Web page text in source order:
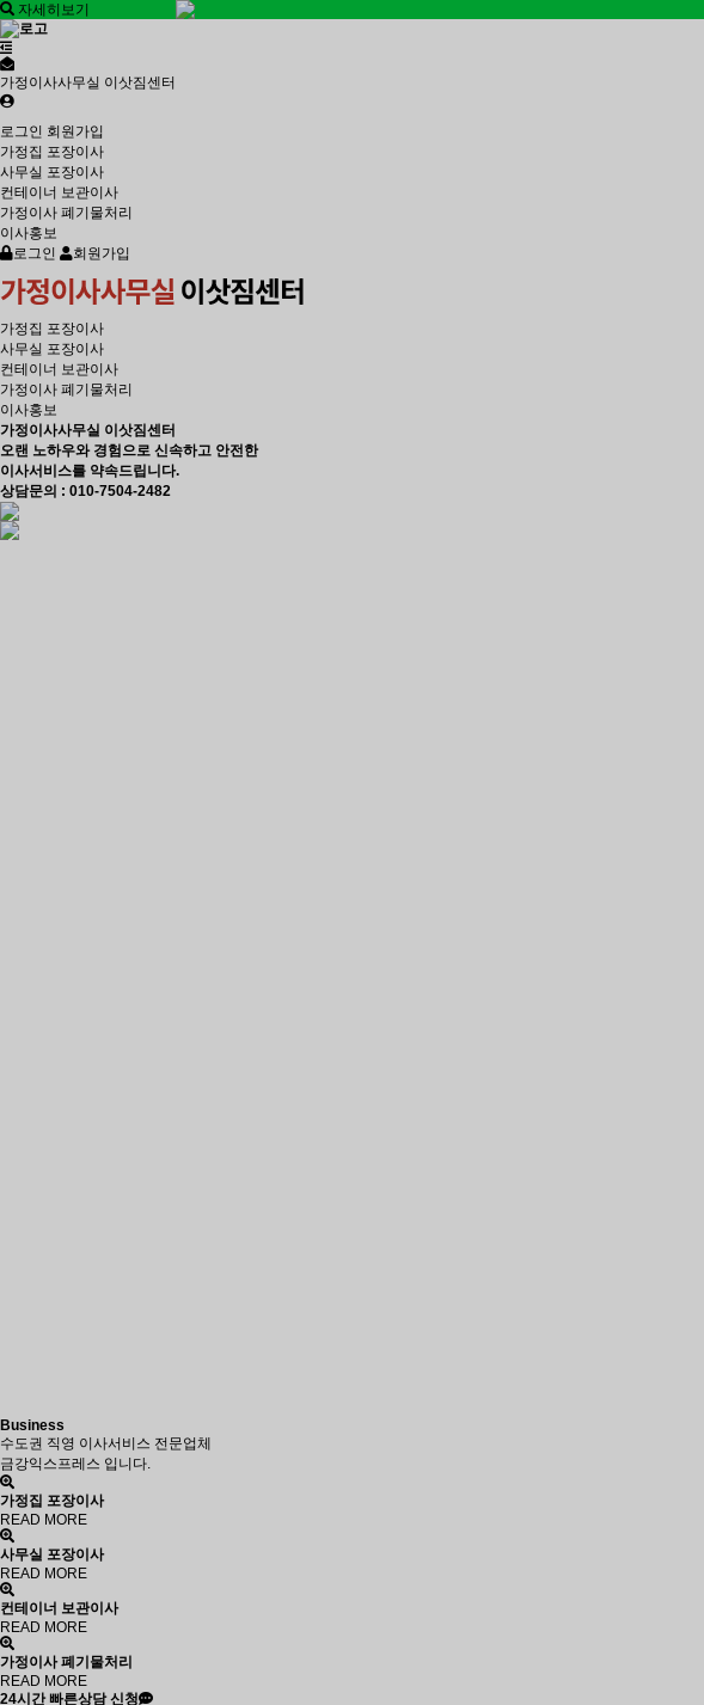
가정이사사무실 이삿짐센터
로그인 회원가입
가정집 포장이사
사무실 포장이사
컨테이너 보관이사
가정이사 폐기물처리
이사홍보
로그인
회원가입
가정집 포장이사
사무실 포장이사
컨테이너 보관이사
가정이사 폐기물처리
이사홍보
가정이사사무실 이삿짐센터
오랜 노하우와 경험으로 신속하고 안전한
이사서비스를 약속드립니다.
상담문의 : 010-7504-2482
Business
수도권 직영 이사서비스 전문업체
금강익스프레스 입니다.
가정집 포장이사
READ MORE
사무실 포장이사
READ MORE
컨테이너 보관이사
READ MORE
가정이사 폐기물처리
READ MORE
24시간빠른상담 신청
자세히보기